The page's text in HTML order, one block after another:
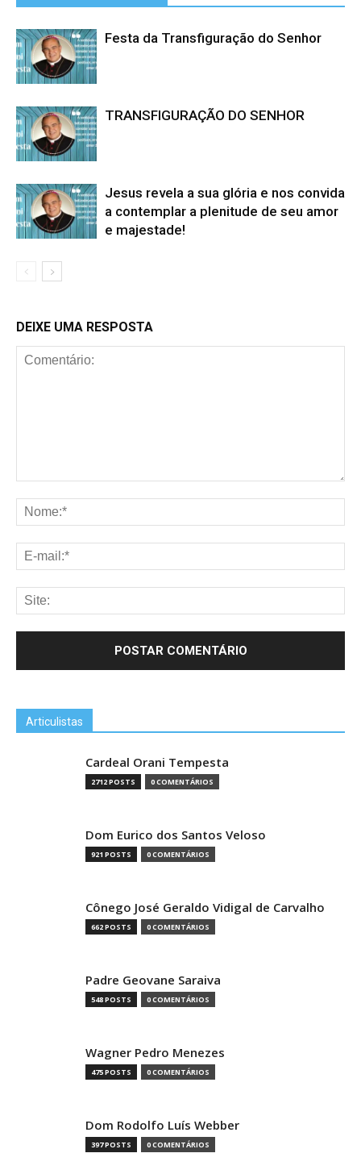
Festa da Transfiguração do Senhor
TRANSFIGURAÇÃO DO SENHOR
Jesus revela a sua glória e nos convida
a contemplar a plenitude de seu amor
e majestade!
DEIXE UMA RESPOSTA
Articulistas
Cardeal Orani Tempesta
2712 POSTS 0 COMENTÁRIOS
Dom Eurico dos Santos Veloso
921 POSTS 0 COMENTÁRIOS
Cônego José Geraldo Vidigal de Carvalho
662 POSTS 0 COMENTÁRIOS
Padre Geovane Saraiva
548 POSTS 0 COMENTÁRIOS
Wagner Pedro Menezes
475 POSTS 0 COMENTÁRIOS
Dom Rodolfo Luís Webber
397 POSTS 0 COMENTÁRIOS